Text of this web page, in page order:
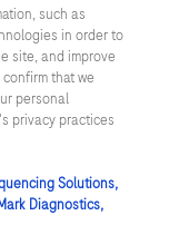
such as
in order to
site, and improve
that we
personal
privacy practices
Solutions,
Diagnostics,